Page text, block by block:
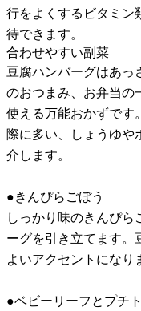
行をよくするビタミン
待できます。
合わせやすい副菜
豆腐ハンバーグはあっ
のおつまみ、お弁当の
使える万能おかずです
際に多い、しょうゆや
介します。
●きんぴらごぼう
しっかり味のきんぴ
ーグを引き立てます。
よいアクセントになり
●ベビーリーフとプチ